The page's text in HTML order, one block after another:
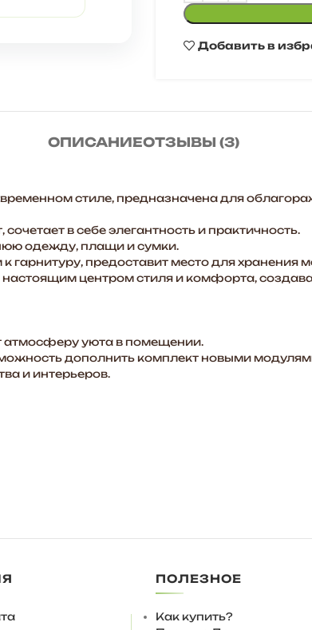
Добавить в
ОПИСАНИЕОТЗЫВЫ (3)
стиле, предназначена для
в себе элегантность и практичность.
одежду, плащи и сумки.
предоставит место для хранения
центром стиля и комфорта,
уюта в помещении.
дополнить комплект новыми
и интерьеров.
подпятники 4 мм.
ПОЛЕЗНОЕ
Как купить?